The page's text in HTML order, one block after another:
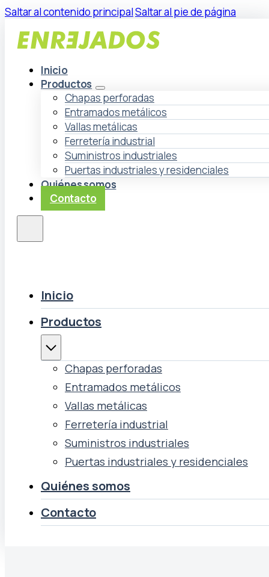
Saltar al contenido principalSaltar al pie de página
Inicio
Productos
Chapas perforadas
Entramados metálicos
Vallas metálicas
Ferretería industrial
Suministros industriales
Puertas industriales y residenciales
Quiénes somos
Contacto
Inicio
Productos
Chapas perforadas
Entramados metálicos
Vallas metálicas
Ferretería industrial
Suministros industriales
Puertas industriales y residenciales
Quiénes somos
Contacto